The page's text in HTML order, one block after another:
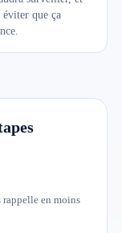
éviter que ça
en moins